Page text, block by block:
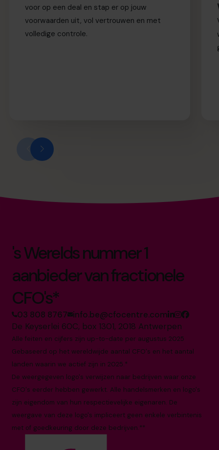
voor op een deal en stap er op jouw
voorwaarden uit, vol vertrouwen en met
volledige controle.
's Werelds nummer 1
aanbieder van fractionele
CFO's*
03 808 8767 info.be@cfocentre.com
De Keyserlei 60C, box 1301, 2018 Antwerpen
Alle feiten en cijfers zijn up-to-date per augustus 2025
Gebaseerd op het wereldwijde aantal CFO's en het aantal
landen waarin we actief zijn in 2025.*
De weergegeven logo's verwijzen naar bedrijven waar onze
CFO's eerder hebben gewerkt. Alle handelsmerken en logo's
zijn eigendom van hun respectievelijke eigenaren. De
weergave van deze logo's impliceert geen enkele verbintenis
met of goedkeuring door deze bedrijven.**